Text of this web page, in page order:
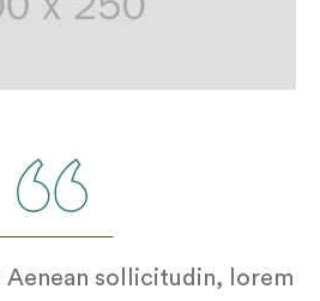
sollicitudin, lorem